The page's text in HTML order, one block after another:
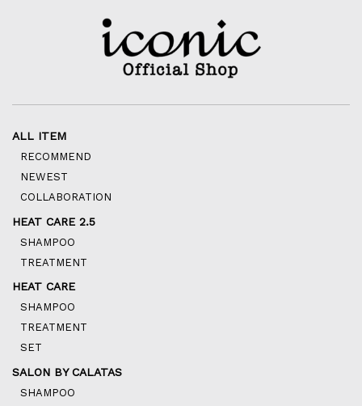
ALL ITEM
RECOMMEND
NEWEST
COLLABORATION
HEAT CARE 2.5
SHAMPOO
TREATMENT
HEAT CARE
SHAMPOO
TREATMENT
SET
SALON BY CALATAS
SHAMPOO